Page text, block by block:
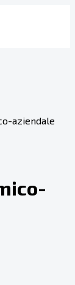
aziendale